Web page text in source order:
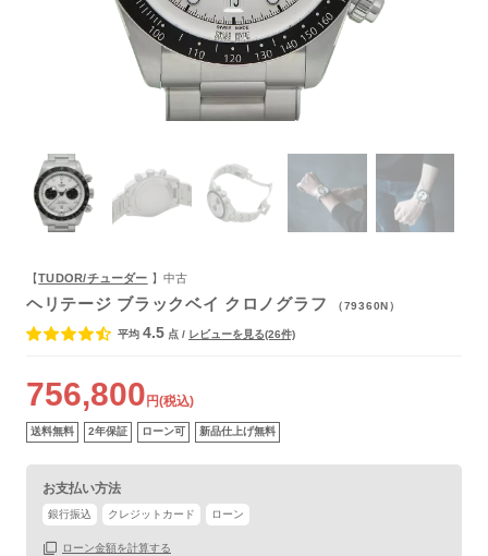
【TUDOR/チューダー 】中古
ヘリテージ ブラックベイ クロノグラフ （79360N）
平均 4.5 点 / レビューを見る(26件)
756,800 円(税込)
送料無料 2年保証 ローン可 新品仕上げ無料
お支払い方法
銀行振込 クレジットカード ローン
ローン金額を計算する
箱
よくあるご質問